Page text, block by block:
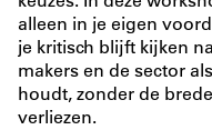
alleen in je eigen
je kritisch blijft kijken
makers en de sector
houdt, zonder de
verliezen.